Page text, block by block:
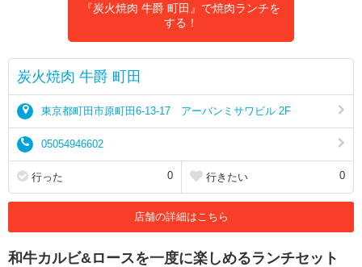
『炭火焼肉 牛爵 町田』で焼肉ランチを
する！
炭火焼肉 牛爵 町田
東京都町田市原町田6-13-17 アーバンミサワビル 2F
05054946602
行った 0 行きたい 0
店舗の詳細はこちら
和牛カルビ&ロースを一度に楽しめるランチセット